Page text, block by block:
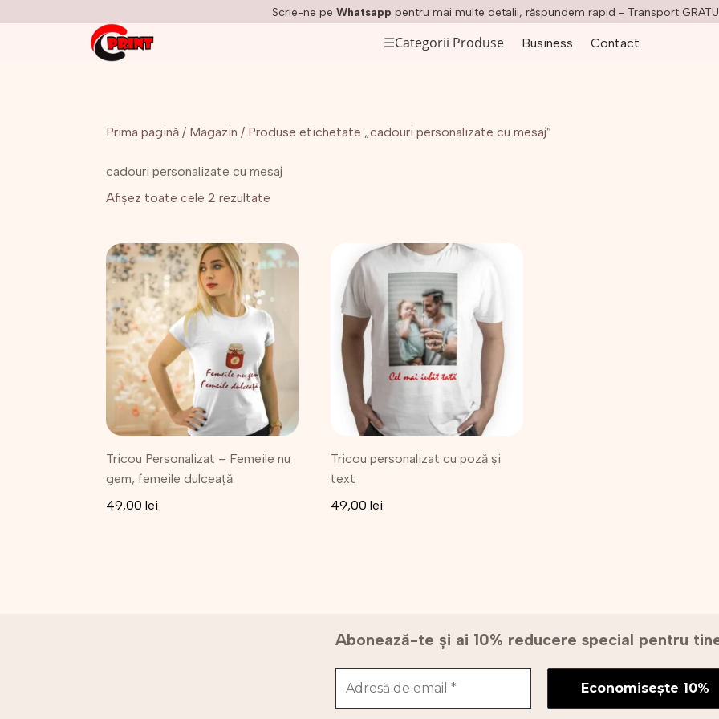
Scrie-ne pe Whatsapp pentru mai multe detalii, răspundem rapid - Transport
☰Categorii Produse Business Contact
Prima pagină / Magazin / Produse etichetate „cadouri personalizate cu mesaj”
cadouri personalizate cu mesaj
Afișez toate cele 2 rezultate
Tricou Personalizat – Femeile nu
gem, femeile dulceață
49,00 lei
Acest
produs
are
mai
multe
variații.
Opțiunile
pot
alese
în
pagina
Tricou personalizat cu poză și
text
49,00 lei
Acest
produs
are
mai
multe
variații.
Opțiunile
pot
alese
în
pagina
Abonează-te și ai 10% reducere special pentru